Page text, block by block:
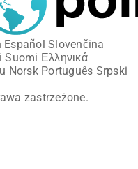
Español Slovenčina
Suomi Ελληνικά
Norsk Português Srpski
zastrzeżone.